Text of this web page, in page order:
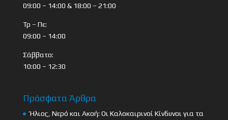
09:00 – 14:00 & 18:00 – 21:00
Τρ – Πε:
09:00 – 14:00
Σάββατο:
10:00 – 12:30
Πρόσφατα Άρθρα
Ήλιος, Νερό και Ακοή: Οι Καλοκαιρινοί Κίνδυνοι για τα